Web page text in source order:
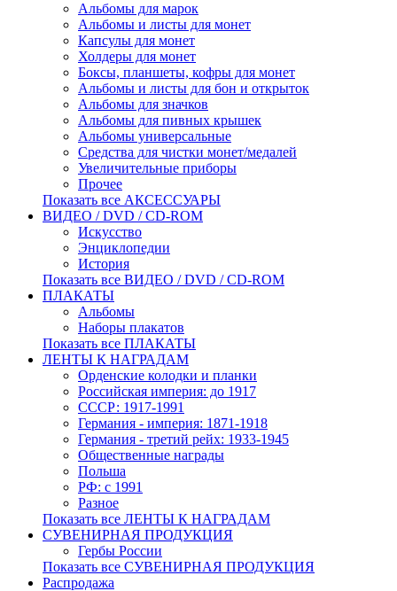
Альбомы для марок
Альбомы и листы для монет
Капсулы для монет
Холдеры для монет
Боксы, планшеты, кофры для монет
Альбомы и листы для бон и открыток
Альбомы для значков
Альбомы для пивных крышек
Альбомы универсальные
Средства для чистки монет/медалей
Увеличительные приборы
Прочее
Показать все АКСЕССУАРЫ
ВИДЕО / DVD / CD-ROM
Искусство
Энциклопедии
История
Показать все ВИДЕО / DVD / CD-ROM
ПЛАКАТЫ
Альбомы
Наборы плакатов
Показать все ПЛАКАТЫ
ЛЕНТЫ К НАГРАДАМ
Орденские колодки и планки
Российская империя: до 1917
СССР: 1917-1991
Германия - империя: 1871-1918
Германия - третий рейх: 1933-1945
Общественные награды
Польша
РФ: с 1991
Разное
Показать все ЛЕНТЫ К НАГРАДАМ
СУВЕНИРНАЯ ПРОДУКЦИЯ
Гербы России
Показать все СУВЕНИРНАЯ ПРОДУКЦИЯ
Распродажа